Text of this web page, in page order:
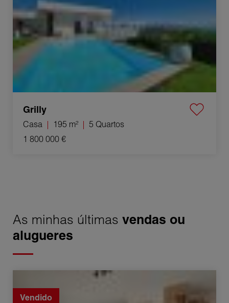
Grilly
Casa 195 m²
5 Quartos
1 800 000 €
As minhas últimas vendas ou
alugueres
Venda Apartamento Annecy 3 Quartos 70 m²
Vendido